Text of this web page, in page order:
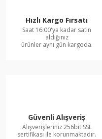
Hızlı Kargo Fırsatı
Saat 16:00'ya kadar satın
aldığınız
ürünler aynı gün kargoda.
Güvenli Alışveriş
Alışverişleriniz 256bit SSL
sertifikası ile korunmaktadır.